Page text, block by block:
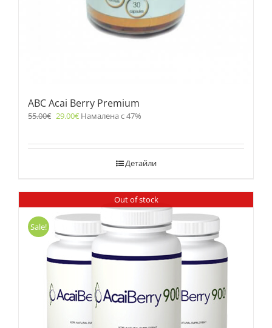
ABC Acai Berry Premium
55.00€ 29.00€ Намалена с 47%
Детайли
Out of stock
Sale!